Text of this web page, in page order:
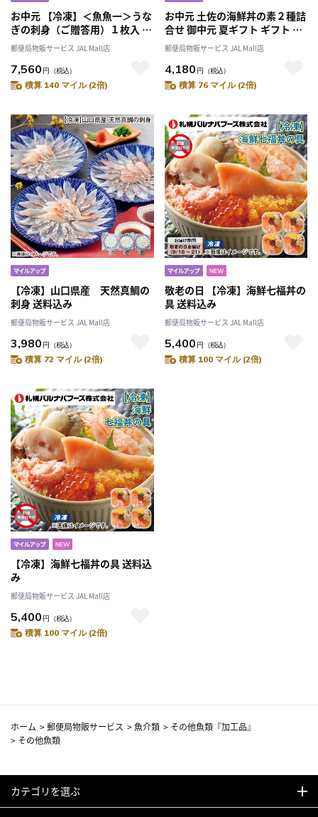
お中元 【冷凍】＜魚魚一＞うな
ぎの刺身（ご贈答用）１枚入 御
中元 夏ギフト ギフト 贈答 プレ
ゼント 送料込み
郵便局物販サービス JAL Mall店
7,560 円 （税込）
積算 140 マイル (2倍)
お中元 土佐の海鮮丼の素２種詰
合せ 御中元 夏ギフト ギフト 贈
答 送料込み
郵便局物販サービス JAL Mall店
4,180 円 （税込）
積算 76 マイル (2倍)
【冷凍】山口県産 天然真鯛の
刺身 送料込み
郵便局物販サービス JAL Mall店
3,980 円 （税込）
積算 72 マイル (2倍)
敬老の日 【冷凍】海鮮七福丼の
具 送料込み
郵便局物販サービス JAL Mall店
5,400 円 （税込）
積算 100 マイル (2倍)
【冷凍】海鮮七福丼の具 送料込
み
郵便局物販サービス JAL Mall店
5,400 円 （税込）
積算 100 マイル (2倍)
ホーム >郵便局物販サービス >魚介類 > その他魚類『加工品』
> その他魚類
カテゴリを選ぶ